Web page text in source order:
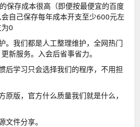
保存成本很高（即便按最便宜的百度
自己保存每年成本开支至少600元左
0
。我们都是人工整理维护，全网热门
新服务。入会后省事省力。
后学习只会选择我们的程序，不用担
原版，官方什么质量我们就是什么，
文件分享。